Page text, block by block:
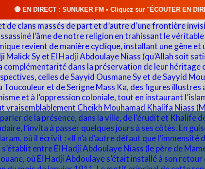
: SUNUKER FM • Cliquez sur "ÉCOUTER EN DIRECT" pour